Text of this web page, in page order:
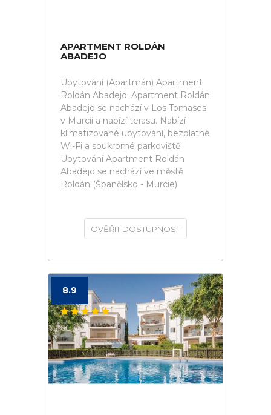
APARTMENT ROLDÁN
ABADEJO
Ubytování (Apartmán) Apartment
Roldán Abadejo. Apartment Roldán
Abadejo se nachází v Los Tomases
v Murcii a nabízí terasu. Nabízí
klimatizované ubytování, bezplatné
Wi-Fi a soukromé parkoviště.
Ubytování Apartment Roldán
Abadejo se nachází ve městě
Roldán (Španělsko - Murcie).
OVĚŘIT DOSTUPNOST
8.9